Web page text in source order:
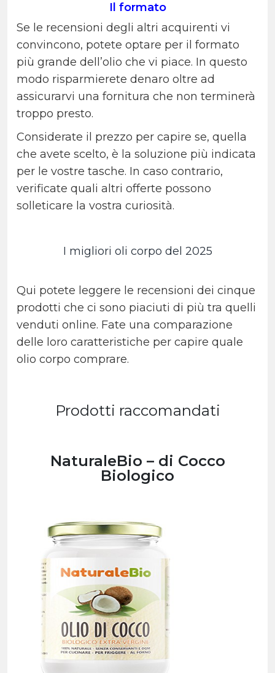
Il formato
Se le recensioni degli altri acquirenti vi
convincono, potete optare per il formato
più grande dell’olio che vi piace. In questo
modo risparmierete denaro oltre ad
assicurarvi una fornitura che non terminerà
troppo presto.
Considerate il prezzo per capire se, quella
che avete scelto, è la soluzione più indicata
per le vostre tasche. In caso contrario,
verificate quali altri offerte possono
solleticare la vostra curiosità.
I migliori oli corpo del 2025
Qui potete leggere le recensioni dei cinque
prodotti che ci sono piaciuti di più tra quelli
venduti online. Fate una comparazione
delle loro caratteristiche per capire quale
olio corpo comprare.
Prodotti raccomandati
NaturaleBio – di Cocco
Biologico